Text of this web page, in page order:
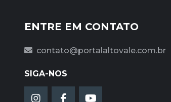
ENTRE EM CONTATO
contato@portalaltovale.com.br
SIGA-NOS